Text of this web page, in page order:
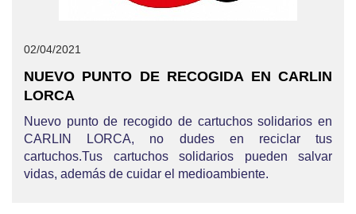
02/04/2021
NUEVO PUNTO DE RECOGIDA EN CARLIN
LORCA
Nuevo punto de recogido de cartuchos solidarios en
CARLIN LORCA, no dudes en reciclar tus
cartuchos.Tus cartuchos solidarios pueden salvar
vidas, además de cuidar el medioambiente.